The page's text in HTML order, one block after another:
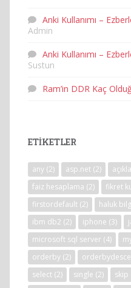
Anki Kullanımı –
Admin
Anki Kullanımı –
Sustun
Ram’in DDR Kaç
ETIKETLER
any (2) asp.net (2)
faiz hesaplama (2) fikret
firstordefault (2) haluk
ibm db2 (2) iphone (3)
microsoft sql server (4)
orderby (2)
select (2) single (2) skip